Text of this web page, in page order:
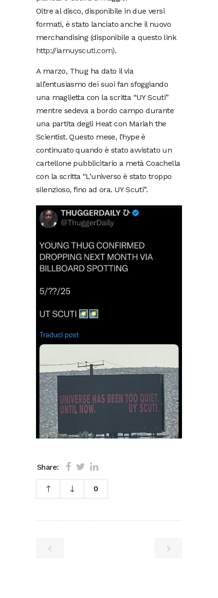
Oltre al disco, disponibile in due versi
formati, è stato lanciato anche il nuovo
merchandising (disponibile a questo link
http://iamuyscuti.com).
A marzo, Thug ha dato il via
all’entusiasmo dei suoi fan sfoggiando
una maglietta con la scritta “UY Scuti”
mentre sedeva a bordo campo durante
una partita degli Heat con Mariah the
Scientist. Questo mese, l’hype è
continuato quando è stato avvistato un
cartellone pubblicitario a metà Coachella
con la scritta “L’universo è stato troppo
silenzioso, fino ad ora. UY Scuti”.
Share:
0